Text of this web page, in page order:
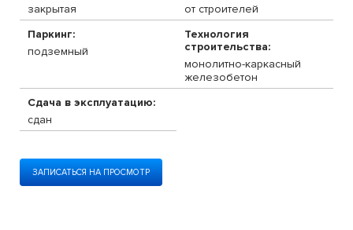
Сдача в эксплуатацию:
сдан
Технология
строительства:
монолитно-каркасный
железобетон
закрытая
от строителей
Паркинг:
подземный
ЗАПИСАТЬСЯ НА ПРОСМОТР